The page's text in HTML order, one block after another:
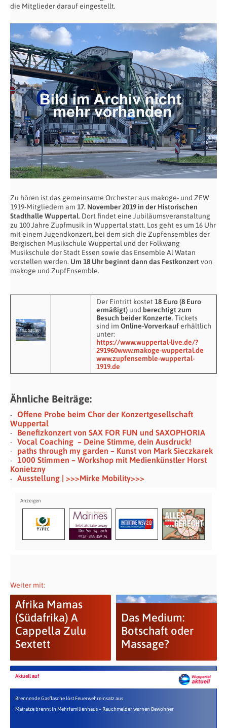
die Mitglieder darauf eingestellt.
Zu hören ist das gemeinsame Orchester aus makoge- und ZEW
1919-Mitgliedern am 17. November 2019 in der Historischen
Stadthalle Wuppertal. Dort findet eine Jubiläumsveranstaltung
zu 100 Jahre Zupfmusik in Wuppertal statt. Los geht es um 16 Uhr
mit einem Jugendkonzert, bei dem sich die Zupfensembles der
Bergischen Musikschule Wuppertal und der Folkwang
Musikschule der Stadt Essen sowie das Ensemble Al Watan
vorstellen werden. Um 18 Uhr beginnt dann das Festkonzertvon
makoge und ZupfEnsemble.
Der Eintritt kostet 18 Euro (8 Euro
ermäßigt) und berechtigt zum
Besuch beider Konzerte. Tickets
sind im Online-Vorverkauferhältlich
unter:
https://www.wuppertal-live.de/?
291960www.makoge-wuppertal.de
www.zupfensemble-wuppertal-
1919.de
Ähnliche Beiträge:
Offene Probe beim Chor der Konzertgesellschaft
Wuppertal
Benefizkonzert von SAX FOR FUN und SAXOPHORIA
Vocal Coaching – Deine Stimme, dein Ausdruck!
paths through my garden – Kunst von Mark Sieczkarek
1000 Stimmen – Workshop mit Medienkünstler Horst
Konietzny
Ausstellung | >>>Mirke Mobility>>>
Weiter mit:
Afrika Mamas
(Südafrika) A
Cappella Zulu
Sextett
Das Medium:
Botschaft oder
Massage?
Aktuell auf
Brennende Gasflasche löst Feuerwehreinsatz aus
Matratze brennt in Mehrfamilienhaus – Rauchmelder warnen Bewohner